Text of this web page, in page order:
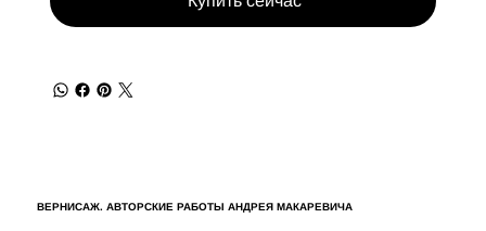
ВЕРНИСАЖ. АВТОРСКИЕ РАБОТЫ АНДРЕЯ МАКАРЕВИЧА